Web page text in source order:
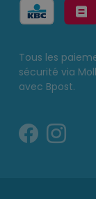
Tous les
sécurité via
avec Bpost.